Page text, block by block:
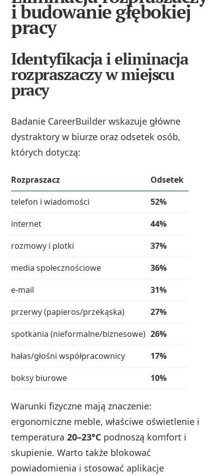
i budowanie głębokiej
pracy
Identyfikacja i eliminacja
rozpraszaczy w miejscu
pracy
Badanie CareerBuilder wskazuje główne
dystraktory w biurze oraz odsetek osób,
których dotyczą:
Rozpraszacz
Odsetek
telefon i wiadomości
52%
internet
44%
rozmowy i plotki
37%
media społecznościowe
36%
e-mail
31%
przerwy (papieros/przekąska)
27%
spotkania (nieformalne/biznesowe) 26%
hałas/głośni współpracownicy
17%
boksy biurowe
10%
Warunki fizyczne mają znaczenie:
ergonomiczne meble, właściwe oświetlenie i
temperatura20–23°C podnoszą komfort i
skupienie. Warto także blokować
powiadomienia i stosować aplikacje